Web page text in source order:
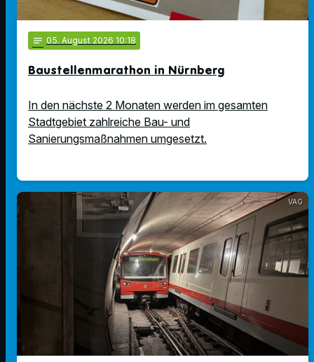
notes 05. August 2026 10:18
Baustellenmarathon in Nürnberg
In den nächste 2 Monaten werden im gesamten
Stadtgebiet zahlreiche Bau- und
Sanierungsmaßnahmen umgesetzt.
VAG